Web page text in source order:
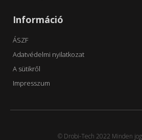
Információ
ÁSZF
Adatvédelmi nyilatkozat
A sütikről
Impresszum
© Drobi-Tech 2022 Minden